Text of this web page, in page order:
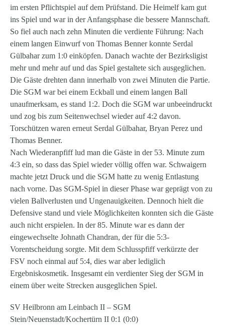
im ersten Pflichtspiel auf dem Prüfstand. Die Heimelf kam gut
ins Spiel und war in der Anfangsphase die bessere Mannschaft.
So fiel auch nach zehn Minuten die verdiente Führung: Nach
einem langen Einwurf von Thomas Benner konnte Serdal
Gülbahar zum 1:0 einköpfen. Danach wachte der Bezirksligist
mehr und mehr auf und das Spiel gestaltete sich ausgeglichen.
Die Gäste drehten dann innerhalb von zwei Minuten die Partie.
Die SGM war bei einem Eckball und einem langen Ball
unaufmerksam, es stand 1:2. Doch die SGM war unbeeindruckt
und zog bis zum Seitenwechsel wieder auf 4:2 davon.
Torschützen waren erneut Serdal Gülbahar, Bryan Perez und
Thomas Benner.
Nach Wiederanpfiff lud man die Gäste in der 53. Minute zum
4:3 ein, so dass das Spiel wieder völlig offen war. Schwaigern
machte jetzt Druck und die SGM hatte zu wenig Entlastung
nach vorne. Das SGM-Spiel in dieser Phase war geprägt von zu
vielen Ballverlusten und Ungenauigkeiten. Dennoch hielt die
Defensive stand und viele Möglichkeiten konnten sich die Gäste
auch nicht erspielen. In der 85. Minute war es dann der
eingewechselte Johnath Chandran, der für die 5:3-
Vorentscheidung sorgte. Mit dem Schlusspfiff verkürzte der
FSV noch einmal auf 5:4, dies war aber lediglich
Ergebniskosmetik. Insgesamt ein verdienter Sieg der SGM in
einem über weite Strecken ausgeglichen Spiel.
SV Heilbronn am Leinbach II – SGM
Stein/Neuenstadt/Kochertürn II 0:1 (0:0)